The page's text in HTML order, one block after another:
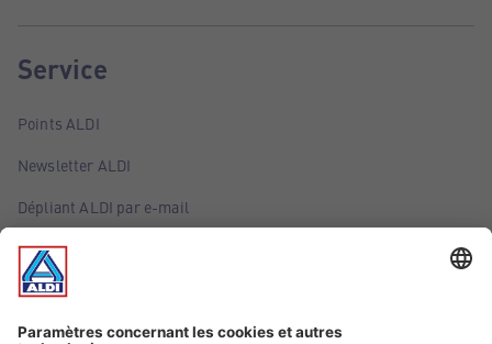
Service
Points ALDI
Newsletter ALDI
Dépliant ALDI par e-mail
Offres
Infos essentielles